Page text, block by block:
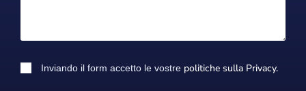
Inviando il form accetto le vostre politiche sulla Privacy.